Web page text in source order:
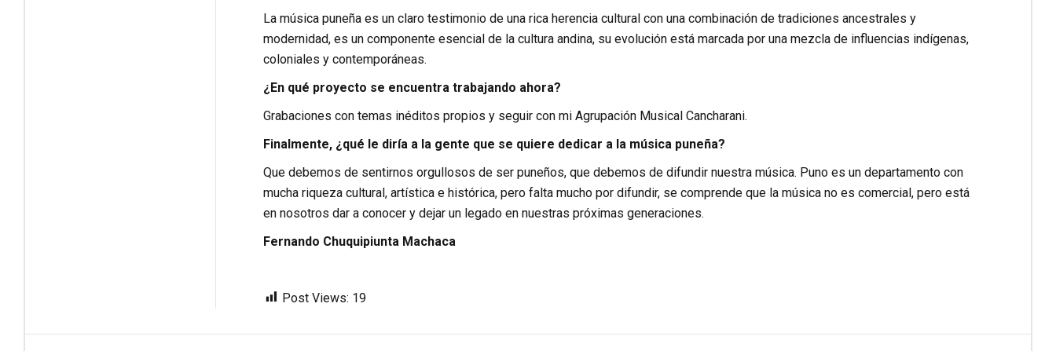
La música puneña es un claro testimonio de una rica herencia cultural con una combinación de tradiciones ancestrales y
modernidad, es un componente esencial de la cultura andina, su evolución está marcada por una mezcla de influencias indígenas,
coloniales y contemporáneas.
¿En qué proyecto se encuentra trabajando ahora?
Grabaciones con temas inéditos propios y seguir con mi Agrupación Musical Cancharani.
Finalmente, ¿qué le diría a la gente que se quiere dedicar a la música puneña?
Que debemos de sentirnos orgullosos de ser puneños, que debemos de difundir nuestra música. Puno es un departamento con
mucha riqueza cultural, artística e histórica, pero falta mucho por difundir, se comprende que la música no es comercial, pero está
en nosotros dar a conocer y dejar un legado en nuestras próximas generaciones.
Fernando Chuquipiunta Machaca
Post Views: 19